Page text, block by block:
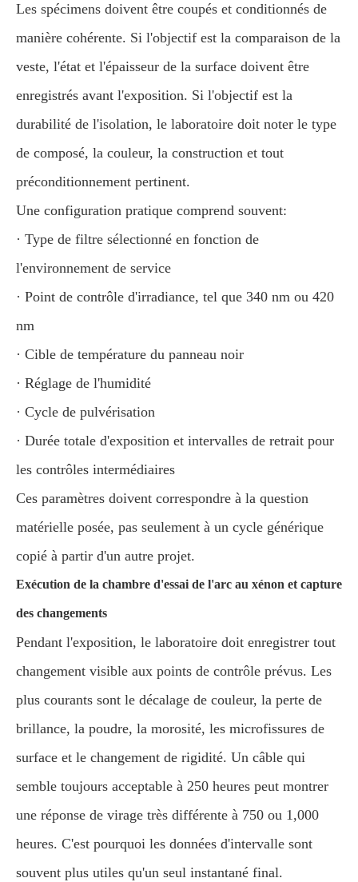
Les spécimens doivent être coupés et conditionnés de
manière cohérente. Si l'objectif est la comparaison de la
veste, l'état et l'épaisseur de la surface doivent être
enregistrés avant l'exposition. Si l'objectif est la
durabilité de l'isolation, le laboratoire doit noter le type
de composé, la couleur, la construction et tout
préconditionnement pertinent.
Une configuration pratique comprend souvent:
· Type de filtre sélectionné en fonction de
l'environnement de service
· Point de contrôle d'irradiance, tel que 340 nm ou 420
nm
· Cible de température du panneau noir
· Réglage de l'humidité
· Cycle de pulvérisation
· Durée totale d'exposition et intervalles de retrait pour
les contrôles intermédiaires
Ces paramètres doivent correspondre à la question
matérielle posée, pas seulement à un cycle générique
copié à partir d'un autre projet.
Exécution de la chambre d'essai de l'arc au xénon et capture
des changements
Pendant l'exposition, le laboratoire doit enregistrer tout
changement visible aux points de contrôle prévus. Les
plus courants sont le décalage de couleur, la perte de
brillance, la poudre, la morosité, les microfissures de
surface et le changement de rigidité. Un câble qui
semble toujours acceptable à 250 heures peut montrer
une réponse de virage très différente à 750 ou 1,000
heures. C'est pourquoi les données d'intervalle sont
souvent plus utiles qu'un seul instantané final.